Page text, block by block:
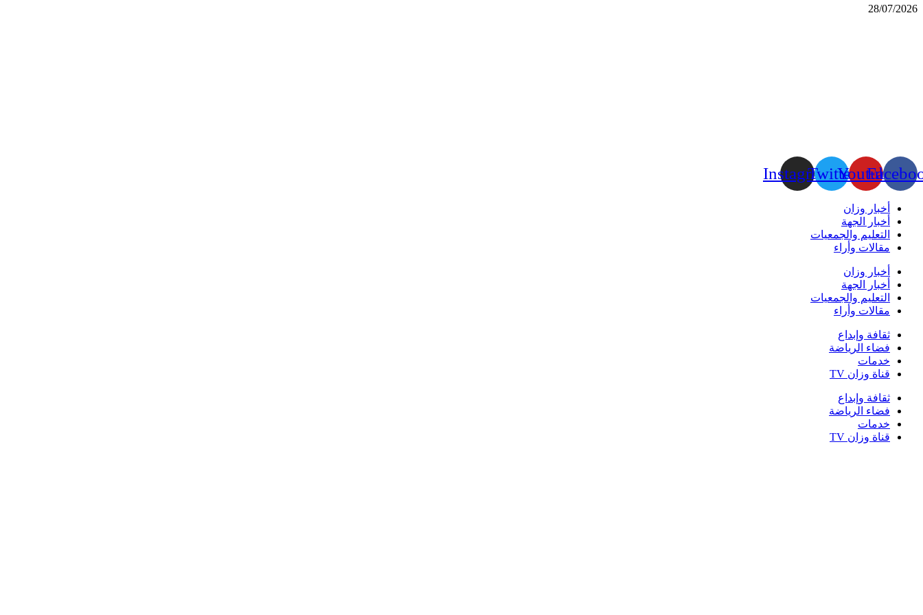
28/07/2026
Youtube
Twitter
Instagram
أخبار وزان
أخبار الجهة
التعليم والجمعيات
مقالات وأراء
أخبار وزان
أخبار الجهة
التعليم والجمعيات
مقالات وأراء
ثقافة وإبداع
فضاء الرياضة
خدمات
قناة وزان TV
ثقافة وإبداع
فضاء الرياضة
خدمات
قناة وزان TV